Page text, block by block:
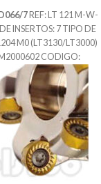
7REF: LT 121 M-W-
INSERTOS: 7 TIPO DE
M0 (LT3130/LT3000)
M2000602 CODIGO: